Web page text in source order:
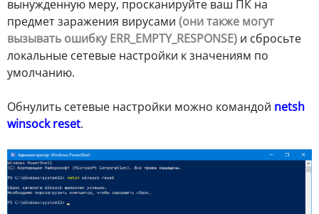
вынужденную меру, просканируйте ваш ПК на
предмет заражения вирусами (они также могут
вызывать ошибку ERR_EMPTY_RESPONSE) и сбросьте
локальные сетевые настройки к значениям по
умолчанию.
Обнулить сетевые настройки можно командой netsh
winsock reset.